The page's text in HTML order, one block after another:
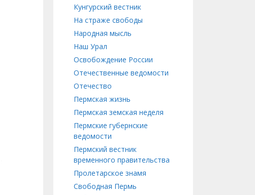
Кунгурский вестник
На страже свободы
Народная мысль
Наш Урал
Освобождение России
Отечественные ведомости
Отечество
Пермская жизнь
Пермская земская неделя
Пермские губернские
ведомости
Пермский вестник
временного правительства
Пролетарское знамя
Свободная Пермь